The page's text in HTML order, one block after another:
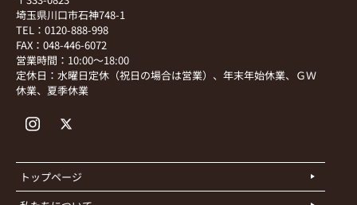
埼玉県川口市石神748-1
TEL：0120-888-998
FAX：048-446-6072
営業時間：10:00～18:00
定休日：水曜日定休（祝日の場合は営業）、年末年始休業、ＧＷ
休業、夏季休業
トップページ